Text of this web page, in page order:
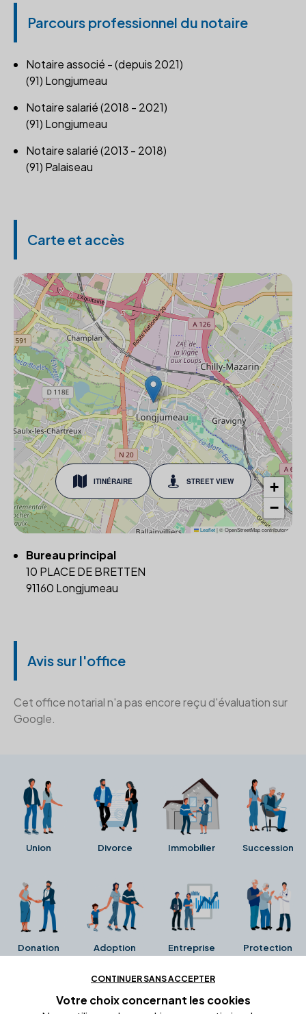
Parcours professionnel du notaire
Notaire associé - (depuis 2021)
(91) Longjumeau
Notaire salarié (2018 - 2021)
(91) Longjumeau
Notaire salarié (2013 - 2018)
(91) Palaiseau
Carte et accès
ITINÉRAIRE STREET VIEW
+
−
Leaflet|© OpenStreetMap contributors
Bureau principal
10 PLACE DE BRETTEN
91160 Longjumeau
Avis sur l'office
Cet office notarial n'a pas encore reçu d'évaluation sur
Google.
Union Divorce Immobilier Succession
Donation Adoption Entreprise Protection
Ces avis proviennent directement de la fiche Google
CONTINUER SANS ACCEPTER
Votre choix concernant les cookies